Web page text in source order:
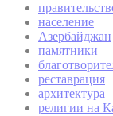
население
Азербайджан
памятники
реставрация
архитектура
религии на